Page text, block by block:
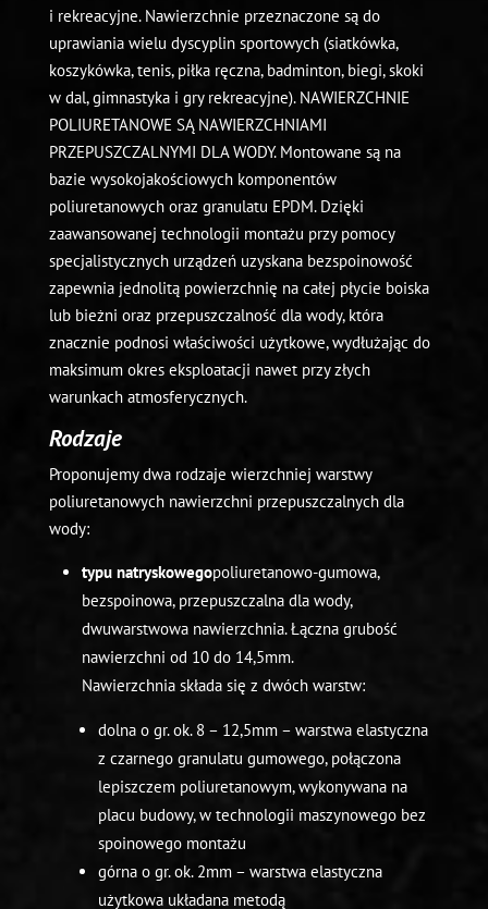
i rekreacyjne. Nawierzchnie przeznaczone są do
uprawiania wielu dyscyplin sportowych (siatkówka,
koszykówka, tenis, piłka ręczna, badminton, biegi, skoki
w dal, gimnastyka i gry rekreacyjne). NAWIERZCHNIE
POLIURETANOWE SĄ NAWIERZCHNIAMI
PRZEPUSZCZALNYMI DLA WODY. Montowane są na
bazie wysokojakościowych komponentów
poliuretanowych oraz granulatu EPDM. Dzięki
zaawansowanej technologii montażu przy pomocy
specjalistycznych urządzeń uzyskana bezspoinowość
zapewnia jednolitą powierzchnię na całej płycie boiska
lub bieżni oraz przepuszczalność dla wody, która
znacznie podnosi właściwości użytkowe, wydłużając do
maksimum okres eksploatacji nawet przy złych
warunkach atmosferycznych.
Rodzaje
Proponujemy dwa rodzaje wierzchniej warstwy
poliuretanowych nawierzchni przepuszczalnych dla
wody:
typu natryskowegopoliuretanowo-gumowa,
bezspoinowa, przepuszczalna dla wody,
dwuwarstwowa nawierzchnia. Łączna grubość
nawierzchni od 10 do 14,5mm.
Nawierzchnia składa się z dwóch warstw:
dolna o gr. ok. 8 – 12,5mm – warstwa elastyczna
z czarnego granulatu gumowego, połączona
lepiszczem poliuretanowym, wykonywana na
placu budowy, w technologii maszynowego bez
spoinowego montażu
górna o gr. ok. 2mm – warstwa elastyczna
użytkowa układana metodą